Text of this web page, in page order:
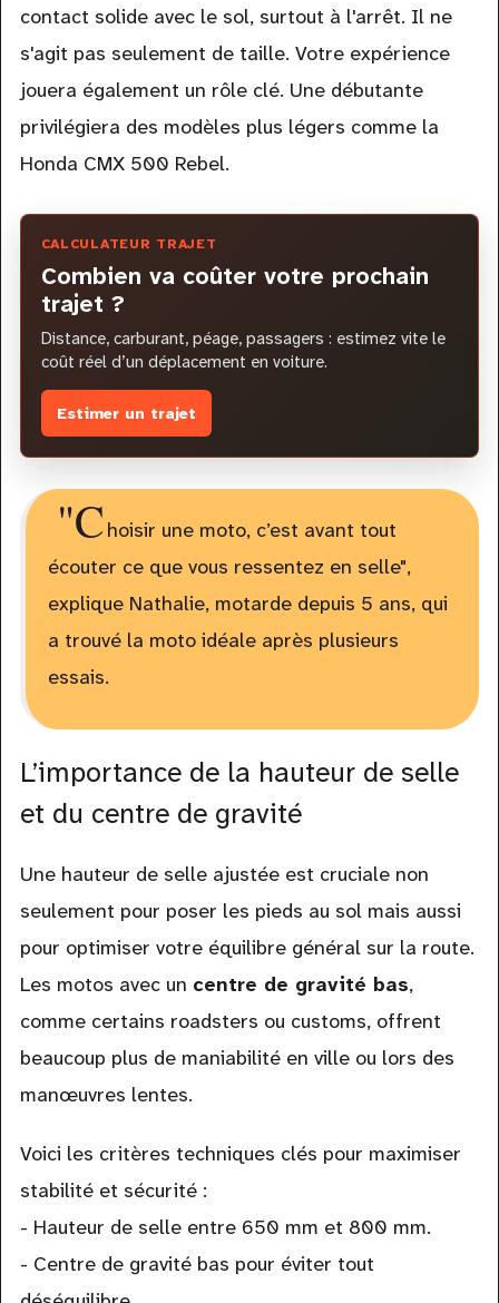
contact solide avec le sol, surtout à l'arrêt. Il ne
s'agit pas seulement de taille. Votre expérience
jouera également un rôle clé. Une débutante
privilégiera des modèles plus légers comme la
Honda CMX 500 Rebel.
CALCULATEUR TRAJET
Combien va coûter votre prochain
trajet ?
Distance, carburant, péage, passagers : estimez vite le
coût réel d’un déplacement en voiture.
Estimer un trajet
"C hoisir une moto, c’est avant tout
écouter ce que vous ressentez en selle",
explique Nathalie, motarde depuis 5 ans, qui
a trouvé la moto idéale après plusieurs
essais.
L’importance de la hauteur de selle
et du centre de gravité
Une hauteur de selle ajustée est cruciale non
seulement pour poser les pieds au sol mais aussi
pour optimiser votre équilibre général sur la route.
Les motos avec un centre de gravité bas,
comme certains roadsters ou customs, offrent
beaucoup plus de maniabilité en ville ou lors des
manœuvres lentes.
Voici les critères techniques clés pour maximiser
stabilité et sécurité :
- Hauteur de selle entre 650 mm et 800 mm.
- Centre de gravité bas pour éviter tout